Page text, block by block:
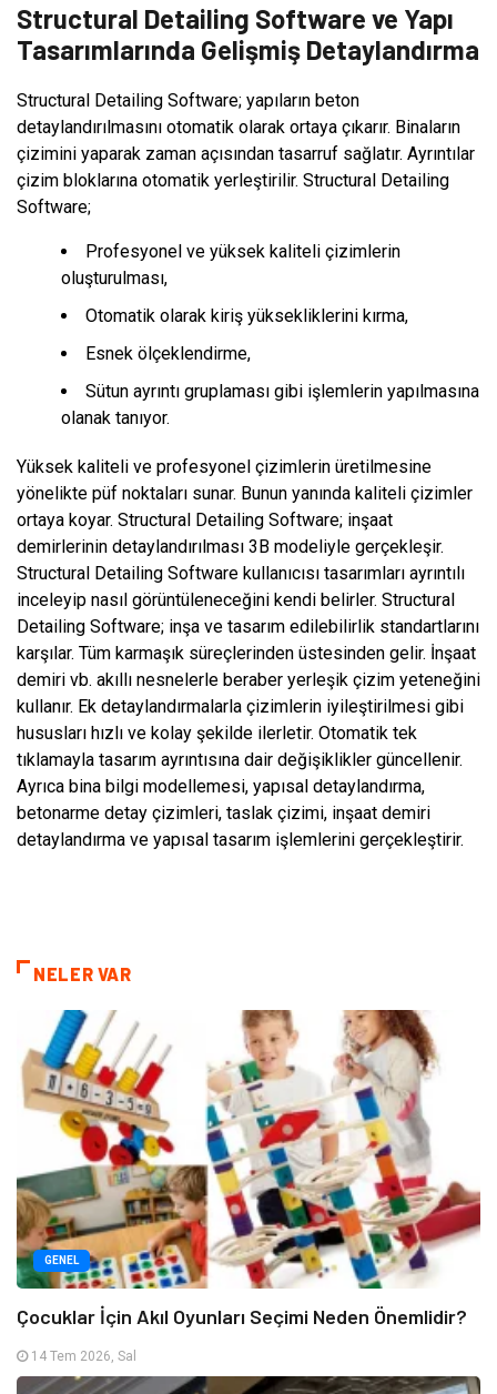
Structural Detailing Software ve Yapı
Tasarımlarında Gelişmiş Detaylandırma
Structural Detailing Software; yapıların beton
detaylandırılmasını otomatik olarak ortaya çıkarır. Binaların
çizimini yaparak zaman açısından tasarruf sağlatır. Ayrıntılar
çizim bloklarına otomatik yerleştirilir. Structural Detailing
Software;
Profesyonel ve yüksek kaliteli çizimlerin
oluşturulması,
Otomatik olarak kiriş yüksekliklerini kırma,
Esnek ölçeklendirme,
Sütun ayrıntı gruplaması gibi işlemlerin yapılmasına
olanak tanıyor.
Yüksek kaliteli ve profesyonel çizimlerin üretilmesine
yönelikte püf noktaları sunar. Bunun yanında kaliteli çizimler
ortaya koyar. Structural Detailing Software; inşaat
demirlerinin detaylandırılması 3B modeliyle gerçekleşir.
Structural Detailing Software kullanıcısı tasarımları ayrıntılı
inceleyip nasıl görüntüleneceğini kendi belirler. Structural
Detailing Software; inşa ve tasarım edilebilirlik standartlarını
karşılar. Tüm karmaşık süreçlerinden üstesinden gelir. İnşaat
demiri vb. akıllı nesnelerle beraber yerleşik çizim yeteneğini
kullanır. Ek detaylandırmalarla çizimlerin iyileştirilmesi gibi
hususları hızlı ve kolay şekilde ilerletir. Otomatik tek
tıklamayla tasarım ayrıntısına dair değişiklikler güncellenir.
Ayrıca bina bilgi modellemesi, yapısal detaylandırma,
betonarme detay çizimleri, taslak çizimi, inşaat demiri
detaylandırma ve yapısal tasarım işlemlerini gerçekleştirir.
NELER VAR
GENEL
Çocuklar İçin Akıl Oyunları Seçimi Neden Önemlidir?
14 Tem 2026, Sal